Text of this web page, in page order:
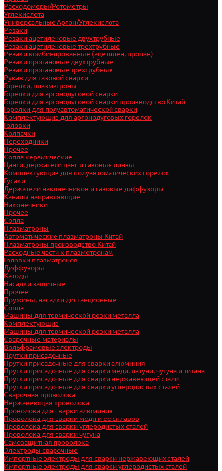
Расходомеры/Ротометры
Углекислота
Универсальные Аргон/Углекислота
Резаки
Резаки ацетиленовые двухтрубные
Резаки ацетиленовые трехтрубные
Резаки комбинированные (ацетилен, пропан)
Резаки пропановые двухтрубные
Резаки пропановые трехтрубные
Рукав для газовой сварки
Горелки, плазматроны
Горелки для аргонодуговой сварки
Горелки для аргонодуговой сварки производство Китай
Горелки для полуавтоматической сварки
Комплектующие для аргонодуговых горелок
Головки
Колпачки
Переходники
Прочее
Сопла керамические
Цанги, держатели цанг и газовые линзы
Комплектующие для полуавтоматических горелок
Гусаки
Держатели наконечников и газовые диффузоры
Каналы направляющие
Наконечники
Прочее
Сопла
Плазматроны
Автоматические плазматроны Китай
Плазматроны производство Китай
Расходные части к плазмотронам
Головки плазматронов
Диффузоры
Катоды
Насадки защитные
Прочее
Пружины, насадки дистанционные
Сопла
Машины для термической резки металла
Комплектующие
Машины для термической резки металла
Сварочные материалы
Вольфрамовые электроды
Прутки присадочные
Прутки присадочные для сварки алюминия
Прутки присадочные для сварки меди, латуни, чугуна и титана
Прутки присадочные для сварки нержавеющей стали
Прутки присадочные для сварки углеродистых сталей
Сварочная проволока
Нержавеющая проволока
Проволока для сварки алюминия
Проволока для сварки меди и ее сплавов
Проволока для сварки углеродистых сталей
Проволока для сварки чугуна
Самозащитная проволока
Электроды сварочные
Импортные электроды для сварки нержавеющих сталей
Импортные электроды для сварки углеродистых сталей